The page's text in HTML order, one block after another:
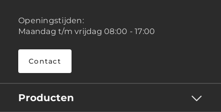
Openingstijden:
Maandag t/m vrijdag 08:00 - 17:00
Contact
Producten